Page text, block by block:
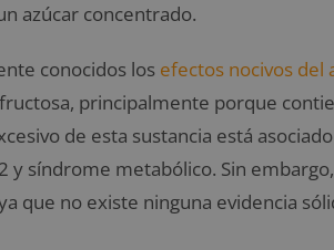
azúcar concentrado.
conocidos los efectos nocivos del
principalmente porque
de esta sustancia está
y síndrome metabólico. Sin
que no existe ninguna evidencia